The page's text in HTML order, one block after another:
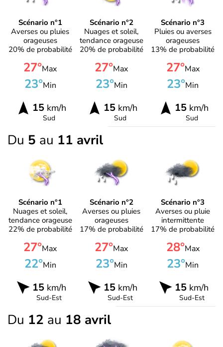
Scénario n°1
Averses ou pluies
orageuses
20% de probabilité
27°Max
23°Min
15km/h
Sud
Scénario n°2
Nuages et soleil,
tendance orageuse
20% de probabilité
27°Max
23°Min
15km/h
Sud
Scénario n°3
Pluies ou averses
orageuses
13% de probabilité
27°Max
23°Min
15 km/h
Sud
Du 5 au 11 avril
Scénario n°1
Nuages et soleil,
tendance orageuse
22% de probabilité
27°Max
22°Min
15km/h
Sud-Est
Scénario n°2
Averses ou pluies
orageuses
17% de probabilité
27°Max
23°Min
15km/h
Sud-Est
Scénario n°3
Averses ou pluie
intermittente
17% de probabilité
28°Max
23°Min
15 km/h
Sud-Est
Du 12 au 18 avril